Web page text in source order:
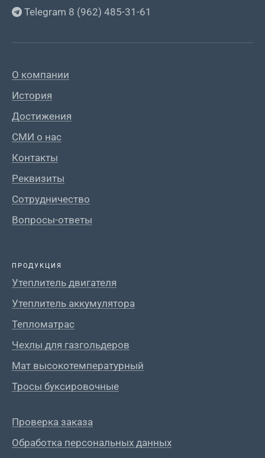
Telegram 8 (962) 485-31-61
О компании
История
Достижения
СМИ о нас
Контакты
Реквизиты
Сотрудничество
Вопросы-ответы
ПРОДУКЦИЯ
Утеплитель двигателя
Утеплитель аккумулятора
Тепломатрас
Чехлы для газгольдеров
Мат высокотемпературный
Тросы буксировочные
Проверка заказа
Обработка персональных данных